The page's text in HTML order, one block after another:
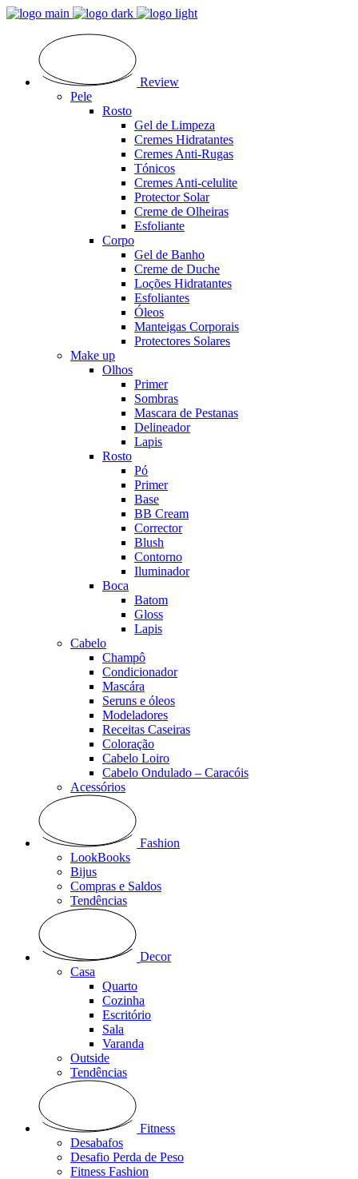
Review
Pele
Rosto
Gel de Limpeza
Cremes Hidratantes
Cremes Anti-Rugas
Tónicos
Cremes Anti-celulite
Protector Solar
Creme de Olheiras
Esfoliante
Corpo
Gel de Banho
Creme de Duche
Loções Hidratantes
Esfoliantes
Óleos
Manteigas Corporais
Protectores Solares
Make up
Olhos
Primer
Sombras
Mascara de Pestanas
Delineador
Lapis
Rosto
Pó
Primer
Base
BB Cream
Corrector
Blush
Contorno
Iluminador
Boca
Batom
Gloss
Lapis
Cabelo
Champô
Condicionador
Mascára
Seruns e óleos
Modeladores
Receitas Caseiras
Coloração
Cabelo Loiro
Cabelo Ondulado – Caracóis
Acessórios
Fashion
LookBooks
Bijus
Compras e Saldos
Tendências
Decor
Casa
Quarto
Cozinha
Escritório
Sala
Varanda
Outside
Tendências
Fitness
Desabafos
Desafio Perda de Peso
Fitness Fashion